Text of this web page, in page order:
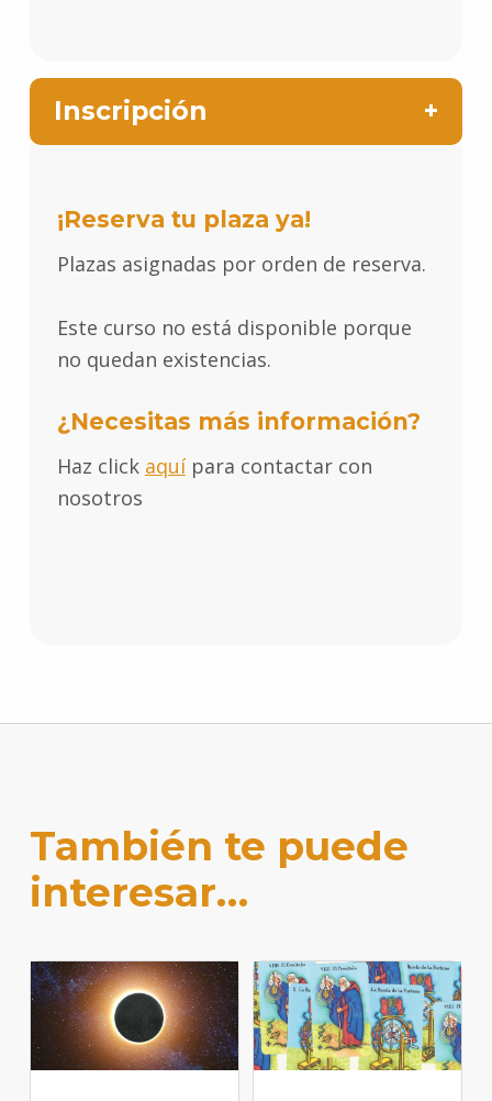
Inscripción
¡Reserva tu plaza ya!
Plazas asignadas por orden de reserva.
Este curso no está disponible porque
no quedan existencias.
¿Necesitas más información?
Haz click aquípara contactar con
nosotros
También te puede
interesar…